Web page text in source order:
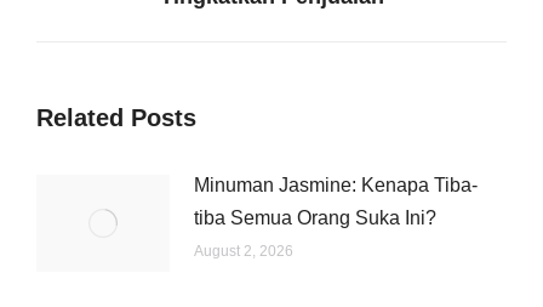
Related Posts
Minuman Jasmine: Kenapa Tiba-
tiba Semua Orang Suka Ini?
August 2, 2026